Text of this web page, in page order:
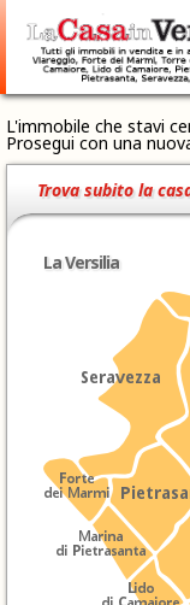
L'immobile che stavi
Prosegui con una
Trova subito la
La Versilia